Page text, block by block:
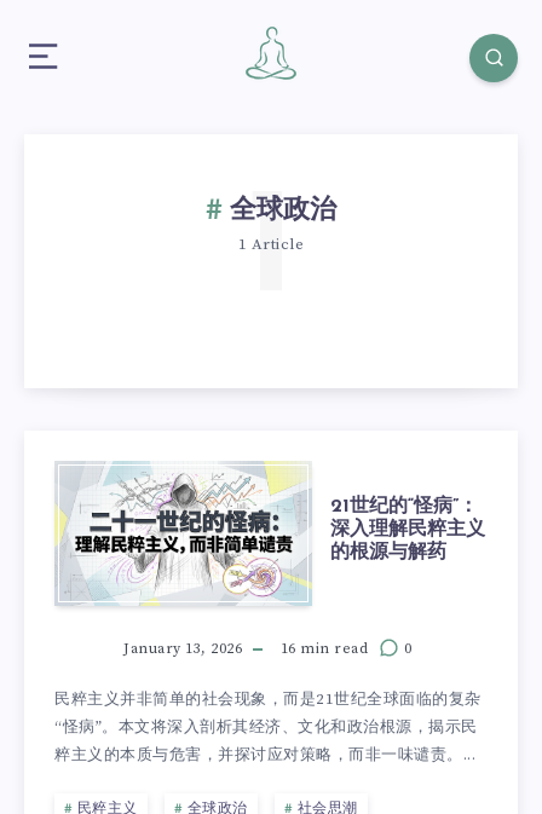
全球政治
1 Article
1
21世纪的“怪病”：
深入理解民粹主义
的根源与解药
January 13, 2026 16 min read 0
民粹主义并非简单的社会现象，而是21世纪全球面临的复杂
“怪病”。本文将深入剖析其经济、文化和政治根源，揭示民
粹主义的本质与危害，并探讨应对策略，而非一味谴责。...
民粹主义 全球政治 社会思潮